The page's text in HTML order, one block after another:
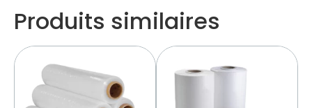
Produits similaires